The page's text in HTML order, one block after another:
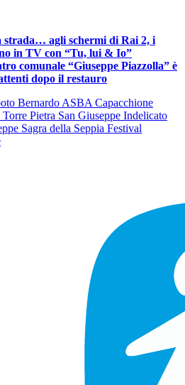
strada… agli schermi di Rai 2, i
in TV con “Tu, lui & Io”
comunale “Giuseppe Piazzolla” è
dopo il restauro
Bernardo ASBA Capacchione
Torre Pietra San Giuseppe Indelicato
Sagra della Seppia Festival